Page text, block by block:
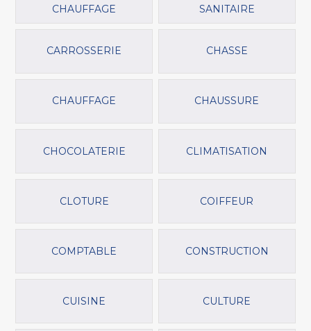
CHAUFFAGE
SANITAIRE
CARROSSERIE CHASSE
CHAUFFAGE CHAUSSURE
CHOCOLATERIE CLIMATISATION
CLOTURE COIFFEUR
COMPTABLE CONSTRUCTION
CUISINE CULTURE